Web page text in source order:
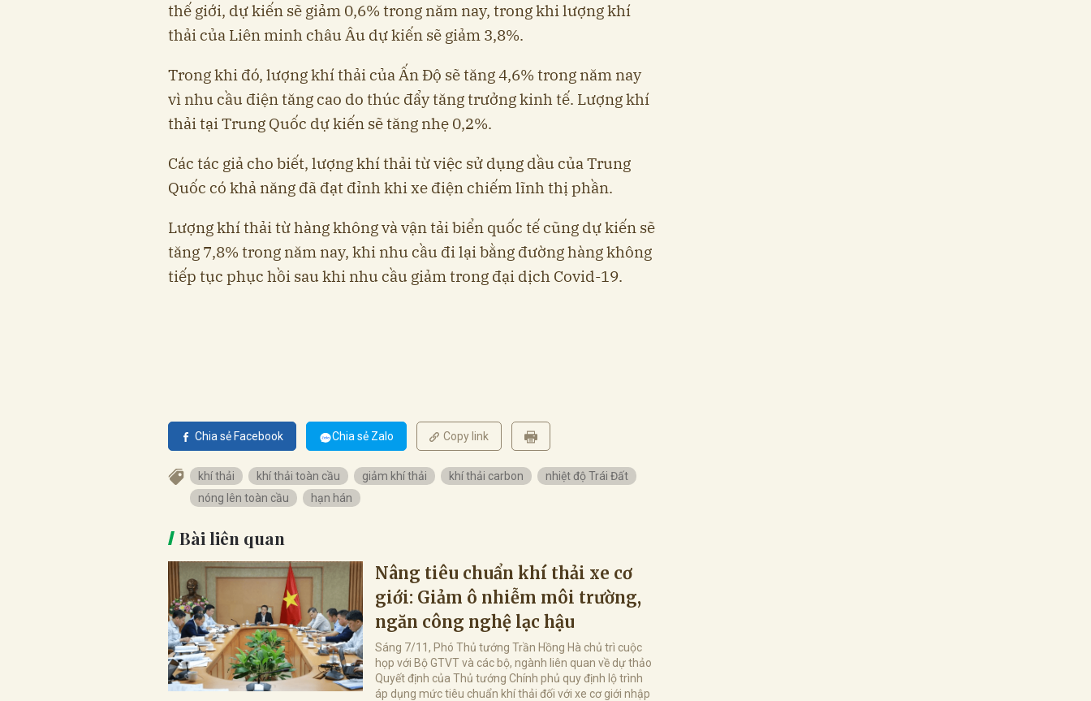
thế giới, dự kiến ​​sẽ giảm 0,6% trong năm nay, trong khi lượng khí
thải của Liên minh châu Âu dự kiến ​​sẽ giảm 3,8%.
Trong khi đó, lượng khí thải của Ấn Độ sẽ tăng 4,6% trong năm nay
vì nhu cầu điện tăng cao do thúc đẩy tăng trưởng kinh tế. Lượng khí
thải tại Trung Quốc dự kiến ​​sẽ tăng nhẹ 0,2%.
Các tác giả cho biết, lượng khí thải từ việc sử dụng dầu của Trung
Quốc có khả năng đã đạt đỉnh khi xe điện chiếm lĩnh thị phần.
Lượng khí thải từ hàng không và vận tải biển quốc tế cũng dự kiến ​​sẽ
tăng 7,8% trong năm nay, khi nhu cầu đi lại bằng đường hàng không
tiếp tục phục hồi sau khi nhu cầu giảm trong đại dịch Covid-19.
Chia sẻ Facebook Chia sẻ Zalo Copy link
khí thải khí thải toàn cầu giảm khí thải khí thải carbon
nhiệt độ Trái Đất
nóng lên toàn cầu
hạn hán
Bài liên quan
Nâng tiêu chuẩn khí thải xe cơ
giới: Giảm ô nhiễm môi trường,
ngăn công nghệ lạc hậu
Sáng 7/11, Phó Thủ tướng Trần Hồng Hà chủ trì cuộc
họp với Bộ GTVT và các bộ, ngành liên quan về dự thảo
Quyết định của Thủ tướng Chính phủ quy định lộ trình
áp dụng mức tiêu chuẩn khí thải đối với xe cơ giới nhập